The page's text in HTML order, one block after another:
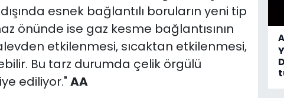
esnek bağlantılı boruların yeni tip
önünde ise gaz kesme bağlantısının
etkilenmesi, sıcaktan etkilenmesi,
Bu tarz durumda çelik örgülü
ediliyor." AA